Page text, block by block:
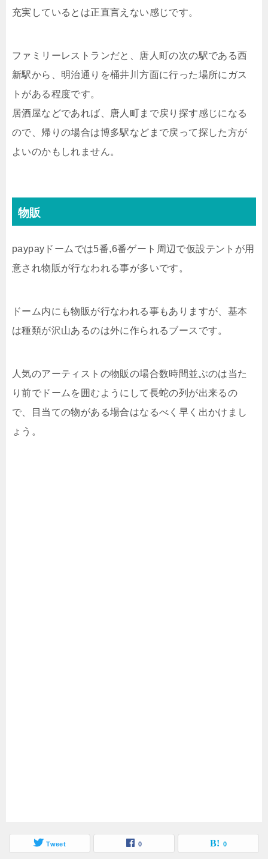
充実しているとは正直言えない感じです。
ファミリーレストランだと、唐人町の次の駅である西
新駅から、明治通りを桶井川方面に行った場所にガス
トがある程度です。
居酒屋などであれば、唐人町まで戻り探す感じになる
ので、帰りの場合は博多駅などまで戻って探した方が
よいのかもしれません。
物販
paypayドームでは5番,6番ゲート周辺で仮設テントが用
意され物販が行なわれる事が多いです。
ドーム内にも物販が行なわれる事もありますが、基本
は種類が沢山あるのは外に作られるブースです。
人気のアーティストの物販の場合数時間並ぶのは当た
り前でドームを囲むようにして長蛇の列が出来るの
で、目当ての物がある場合はなるべく早く出かけまし
ょう。
Tweet 0 0